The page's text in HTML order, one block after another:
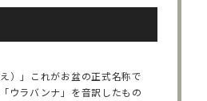
）」これがお盆の正式名称で
ウラバンナ」を音訳したもの